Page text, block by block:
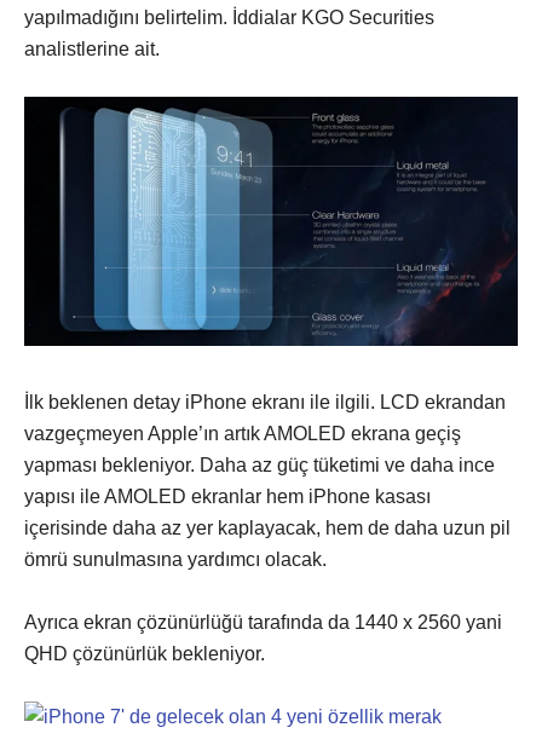
yapılmadığını belirtelim. İddialar KGO Securities
analistlerine ait.
İlk beklenen detay iPhone ekranı ile ilgili. LCD ekrandan
vazgeçmeyen Apple’ın artık AMOLED ekrana geçiş
yapması bekleniyor. Daha az güç tüketimi ve daha ince
yapısı ile AMOLED ekranlar hem iPhone kasası
içerisinde daha az yer kaplayacak, hem de daha uzun pil
ömrü sunulmasına yardımcı olacak.
Ayrıca ekran çözünürlüğü tarafında da 1440 x 2560 yani
QHD çözünürlük bekleniyor.